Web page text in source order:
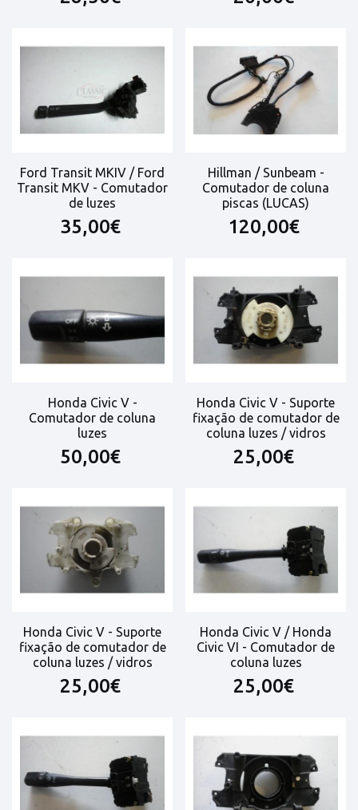
Ford Transit MKIV / Ford
Transit MKV - Comutador
de luzes
35,00€
Hillman / Sunbeam -
Comutador de coluna
piscas (LUCAS)
120,00€
Honda Civic V -
Comutador de coluna
luzes
50,00€
Honda Civic V - Suporte
fixação de comutador de
coluna luzes / vidros
25,00€
Honda Civic V - Suporte
fixação de comutador de
coluna luzes / vidros
25,00€
Honda Civic V / Honda
Civic VI - Comutador de
coluna luzes
25,00€